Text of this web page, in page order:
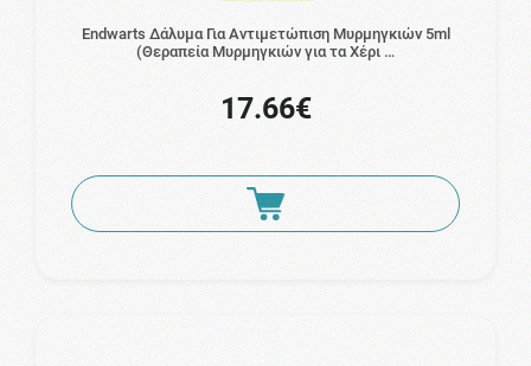
Endwarts Δάλυμα Για Αντιμετώπιση Μυρμηγκιών 5ml
(Θεραπεία Μυρμηγκιών για τα Χέρι …
17.66€